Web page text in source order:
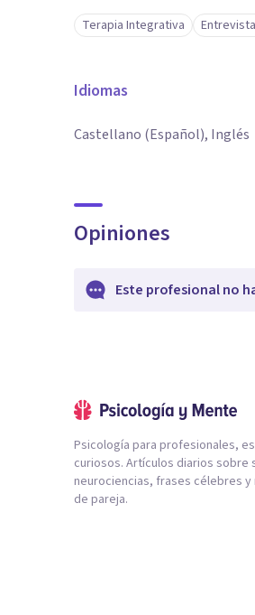
Terapia Integrativa
Idiomas
Castellano (Español), Inglés
Opiniones
Este profesional no
Psicología para profesionales,
curiosos. Artículos diarios sobre
neurociencias, frases célebres y
de pareja.